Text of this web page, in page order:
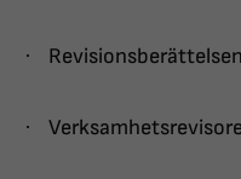
· Revisionsberättelsen
·